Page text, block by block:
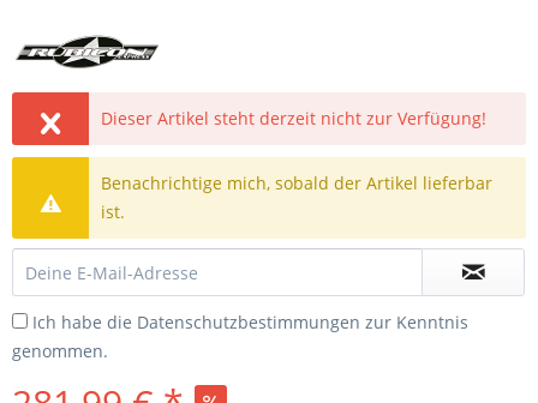
Dieser Artikel steht derzeit nicht zur Verfügung!
Benachrichtige mich, sobald der Artikel lieferbar
ist.
Ich habe die Datenschutzbestimmungen zur Kenntnis
genommen.